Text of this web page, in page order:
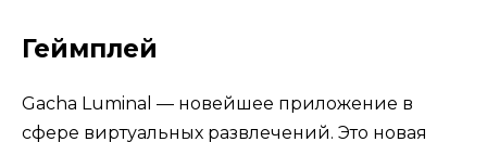
Геймплей
Gacha Luminal — новейшее приложение в
сфере виртуальных развлечений. Это новая